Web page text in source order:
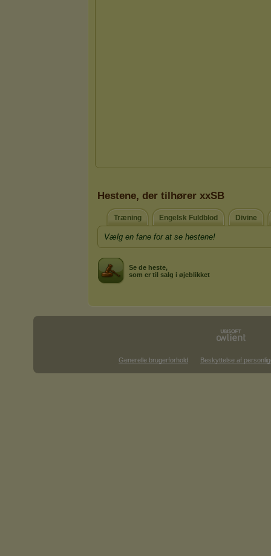
Hestene, der tilhører xxSB
Træning Engelsk Fuldblod Divine
Vælg en fane for at se hestene!
Se de heste,
som er til salg i øjeblikket
Generelle brugerforhold Beskyttelse af